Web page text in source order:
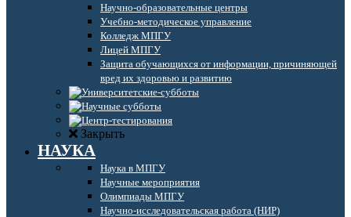
Научно-образовательные центры
Учебно-методическое управление
Колледж МПГУ
Лицей МПГУ
Защита обучающихся от информации, причиняющей
вред их здоровью и развитию
Закрыть
НАУКА
Наука в МПГУ
Научные мероприятия
Олимпиады МПГУ
Научно-исследовательская работа (НИР)